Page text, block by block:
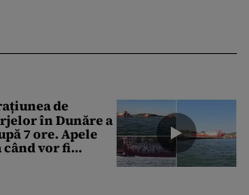
de
în Dunăre a
7 ore. Apele
când vor fi